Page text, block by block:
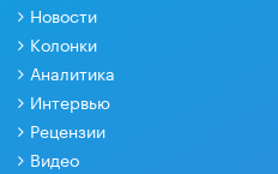
Новости
Колонки
Аналитика
Интервью
Рецензии
Видео